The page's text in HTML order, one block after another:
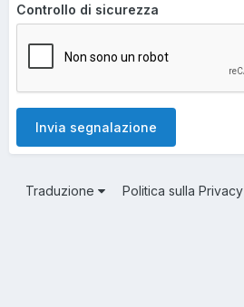
Controllo di sicurezza
Invia segnalazione
Traduzione Politica sulla Privacy